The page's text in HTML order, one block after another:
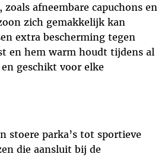
afneembare capuchons en
zich gemakkelijk kan
extra bescherming tegen
en hem warm houdt tijdens al
geschikt voor elke
stoere parka’s tot sportieve
die aansluit bij de